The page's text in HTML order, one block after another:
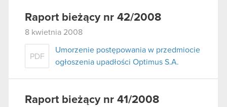
Raport bieżący nr 42/2008
8 kwietnia 2008
PDF
Umorzenie postępowania w przedmiocie
ogłoszenia upadłości Optimus S.A.
Raport bieżący nr 41/2008